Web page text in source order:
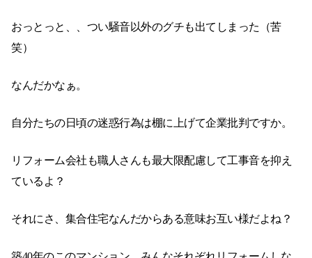
おっとっと、、つい騒音以外のグチも出てしまった（苦
笑）
なんだかなぁ。
自分たちの日頃の迷惑行為は棚に上げて企業批判ですか。
リフォーム会社も職人さんも最大限配慮して工事音を抑え
ているよ？
それにさ、集合住宅なんだからある意味お互い様だよね？